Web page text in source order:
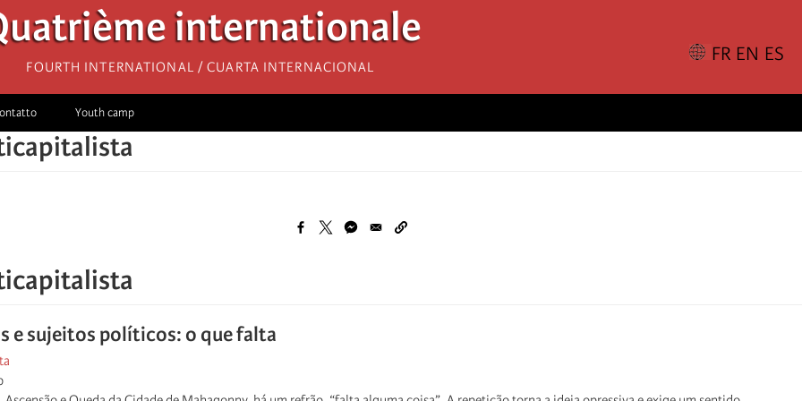
internationale
Fourth International / Cuarta Internacional
Youth camp
e sujeitos políticos: o que falta